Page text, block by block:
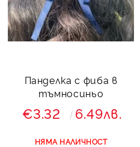
Панделка с фиба в
тъмносиньо
€3.32 6.49лв.
НЯМА НАЛИЧНОСТ